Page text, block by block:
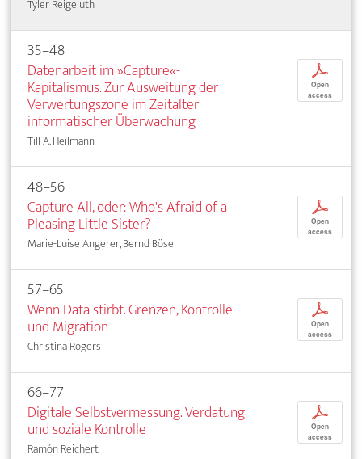
Tyler Reigeluth
35–48
Datenarbeit im »Capture«-
Kapitalismus. Zur Ausweitung der
Verwertungszone im Zeitalter
informatischer Überwachung
Till A. Heilmann
p
Open
access
48–56
Capture All, oder: Who's Afraid of a
Pleasing Little Sister?
Marie-Luise Angerer, Bernd Bösel
p
Open
access
57–65
Wenn Data stirbt. Grenzen, Kontrolle
und Migration
Christina Rogers
p
Open
access
66–77
Digitale Selbstvermessung. Verdatung
und soziale Kontrolle
Ramón Reichert
p
Open
access